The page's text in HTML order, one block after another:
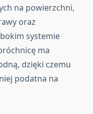
na powierzchni,
oraz
systemie
ma
dzięki czemu
podatna na